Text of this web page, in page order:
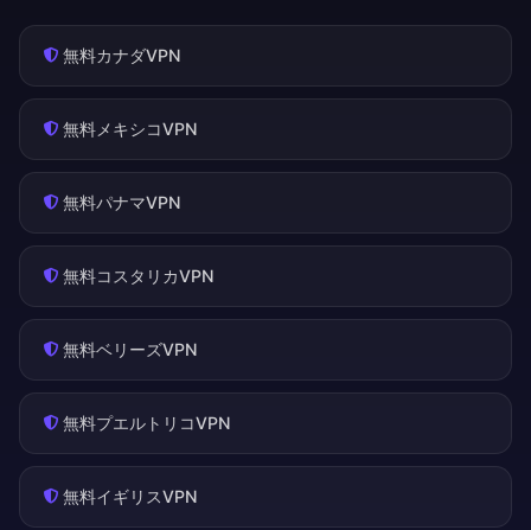
無料カナダVPN
無料メキシコVPN
無料パナマVPN
無料コスタリカVPN
無料ベリーズVPN
無料プエルトリコVPN
無料イギリスVPN